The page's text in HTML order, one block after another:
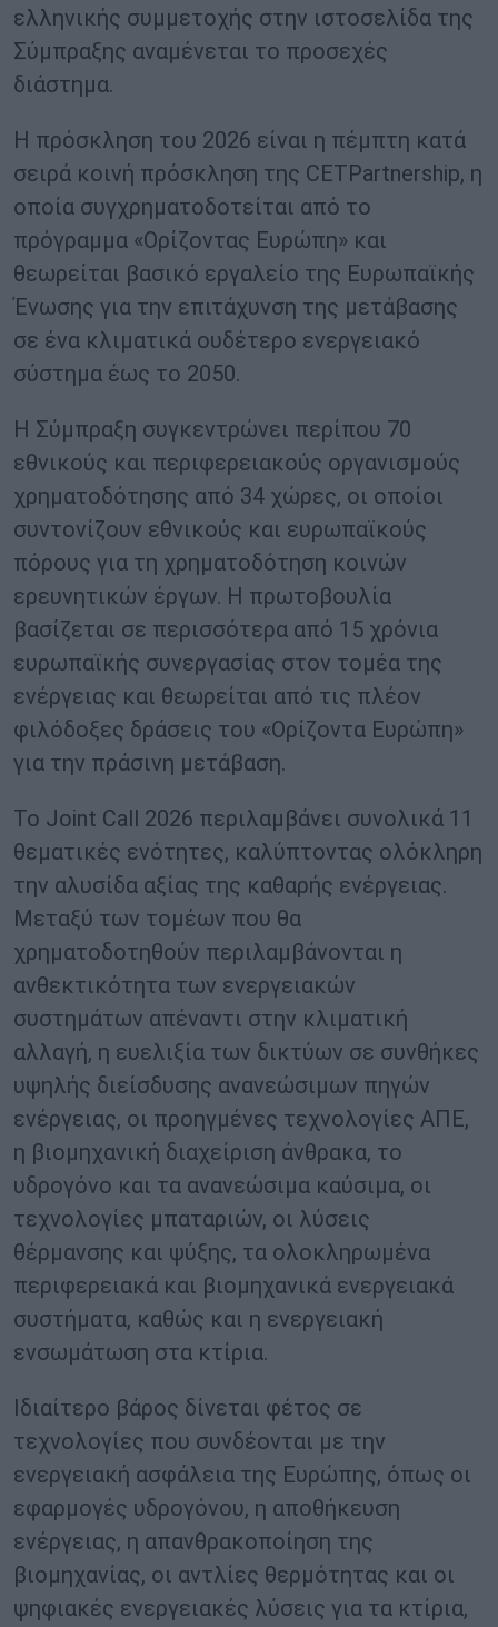
ελληνικής συμμετοχής στην ιστοσελίδα της
Σύμπραξης αναμένεται το προσεχές
διάστημα.
Η πρόσκληση του 2026 είναι η πέμπτη κατά
σειρά κοινή πρόσκληση της CETPartnership, η
οποία συγχρηματοδοτείται από το
πρόγραμμα «Ορίζοντας Ευρώπη» και
θεωρείται βασικό εργαλείο της Ευρωπαϊκής
Ένωσης για την επιτάχυνση της μετάβασης
σε ένα κλιματικά ουδέτερο ενεργειακό
σύστημα έως το 2050.
Η Σύμπραξη συγκεντρώνει περίπου 70
εθνικούς και περιφερειακούς οργανισμούς
χρηματοδότησης από 34 χώρες, οι οποίοι
συντονίζουν εθνικούς και ευρωπαϊκούς
πόρους για τη χρηματοδότηση κοινών
ερευνητικών έργων. Η πρωτοβουλία
βασίζεται σε περισσότερα από 15 χρόνια
ευρωπαϊκής συνεργασίας στον τομέα της
ενέργειας και θεωρείται από τις πλέον
φιλόδοξες δράσεις του «Ορίζοντα Ευρώπη»
για την πράσινη μετάβαση.
Το Joint Call 2026 περιλαμβάνει συνολικά 11
θεματικές ενότητες, καλύπτοντας ολόκληρη
την αλυσίδα αξίας της καθαρής ενέργειας.
Μεταξύ των τομέων που θα
χρηματοδοτηθούν περιλαμβάνονται η
ανθεκτικότητα των ενεργειακών
συστημάτων απέναντι στην κλιματική
αλλαγή, η ευελιξία των δικτύων σε συνθήκες
υψηλής διείσδυσης ανανεώσιμων πηγών
ενέργειας, οι προηγμένες τεχνολογίες ΑΠΕ,
η βιομηχανική διαχείριση άνθρακα, το
υδρογόνο και τα ανανεώσιμα καύσιμα, οι
τεχνολογίες μπαταριών, οι λύσεις
θέρμανσης και ψύξης, τα ολοκληρωμένα
περιφερειακά και βιομηχανικά ενεργειακά
συστήματα, καθώς και η ενεργειακή
ενσωμάτωση στα κτίρια.
Ιδιαίτερο βάρος δίνεται φέτος σε
τεχνολογίες που συνδέονται με την
ενεργειακή ασφάλεια της Ευρώπης, όπως οι
εφαρμογές υδρογόνου, η αποθήκευση
ενέργειας, η απανθρακοποίηση της
βιομηχανίας, οι αντλίες θερμότητας και οι
ψηφιακές ενεργειακές λύσεις για τα κτίρια,